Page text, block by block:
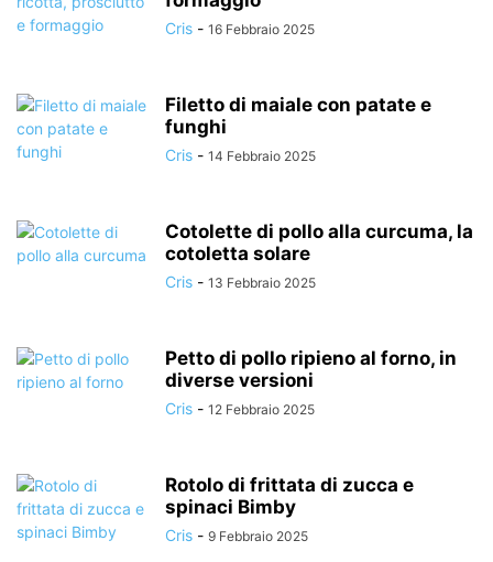
Cris - 16 Febbraio 2025
Filetto di maiale con patate e
funghi
Cris - 14 Febbraio 2025
Cotolette di pollo alla curcuma, la
cotoletta solare
Cris - 13 Febbraio 2025
Petto di pollo ripieno al forno, in
diverse versioni
Cris - 12 Febbraio 2025
Rotolo di frittata di zucca e
spinaci Bimby
Cris - 9 Febbraio 2025